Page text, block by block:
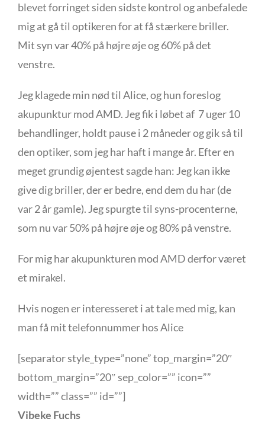
blevet forringet siden sidste kontrol og anbefalede
mig at gå til optikeren for at få stærkere briller.
Mit syn var 40% på højre øje og 60% på det
venstre.
Jeg klagede min nød til Alice, og hun foreslog
akupunktur mod AMD. Jeg fik i løbet af 7 uger 10
behandlinger, holdt pause i 2 måneder og gik så til
den optiker, som jeg har haft i mange år. Efter en
meget grundig øjentest sagde han: Jeg kan ikke
give dig briller, der er bedre, end dem du har (de
var 2 år gamle). Jeg spurgte til syns-procenterne,
som nu var 50% på højre øje og 80% på venstre.
For mig har akupunkturen mod AMD derfor været
et mirakel.
Hvis nogen er interesseret i at tale med mig, kan
man få mit telefonnummer hos Alice
[separator style_type=”none” top_margin=”20″
bottom_margin=”20″ sep_color=”” icon=””
width=”” class=”” id=””]
Vibeke Fuchs